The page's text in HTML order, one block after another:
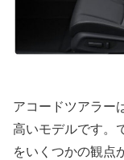
アコードツアラー
高いモデルです。
をいくつかの観点